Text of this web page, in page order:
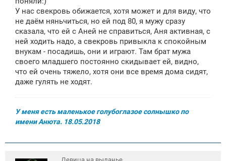
У нас свекровь обижается, хотя может и для виду, что
не даём няньчиться, но ей под 80, я мужу сразу
сказала, что ей с Аней не справиться, Аня активная, с
ней ходить надо, а свекровь привыкла к спокойным
внукам - посадишь, они и играют. Там брат мужа
своего младшего постоянно скидывает ей, видно,
что ей очень тяжело, хотя они все время дома сидят,
даже гулять не ходят.
У меня есть маленькое голубоглазое солнышко по
имени Анюта. 18.05.2018